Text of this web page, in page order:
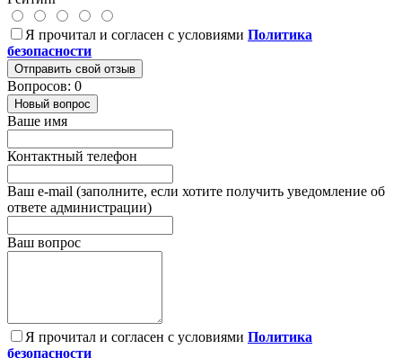
Я прочитал и согласен с условиями Политика
безопасности
Отправить свой отзыв
Вопросов: 0
Новый вопрос
Ваше имя
Контактный телефон
Ваш e-mail (заполните, если хотите получить уведомление об
ответе администрации)
Ваш вопрос
Я прочитал и согласен с условиями Политика
безопасности